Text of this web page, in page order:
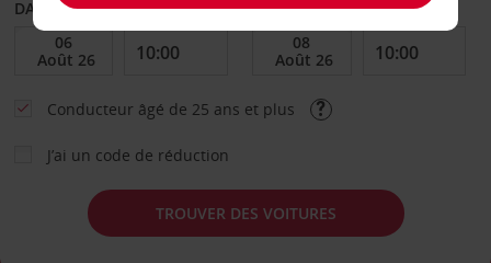
DATE DE DÉBUT DATE DE FIN
Conducteur âgé de 25 ans et plus
J’ai un code de réduction
TROUVER DES VOITURES